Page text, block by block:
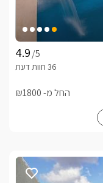
/5
החל מ- ₪1800